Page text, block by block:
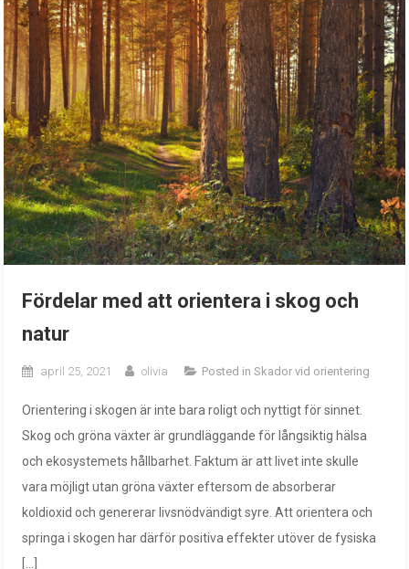
Fördelar med att orientera i skog och
natur
april 25, 2021 olivia Posted inSkador vid orientering
Orientering i skogen är inte bara roligt och nyttigt för sinnet.
Skog och gröna växter är grundläggande för långsiktig hälsa
och ekosystemets hållbarhet. Faktum är att livet inte skulle
vara möjligt utan gröna växter eftersom de absorberar
koldioxid och genererar livsnödvändigt syre. Att orientera och
springa i skogen har därför positiva effekter utöver de fysiska
[…]